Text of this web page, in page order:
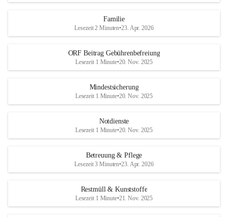
Familie
Lesezeit 2 Minuten•23. Apr. 2026
ORF Beitrag Gebührenbefreiung
Lesezeit 1 Minute•20. Nov. 2025
Mindestsicherung
Lesezeit 1 Minute•20. Nov. 2025
Notdienste
Lesezeit 1 Minute•20. Nov. 2025
Betreuung & Pflege
Lesezeit 3 Minuten•23. Apr. 2026
Restmüll & Kunststoffe
Lesezeit 1 Minute•21. Nov. 2025